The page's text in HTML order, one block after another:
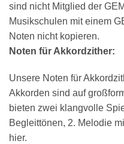
sind nicht Mitglied der
Musikschulen mit einem
Noten nicht kopieren.
Noten für Akkordzither:
Unsere Noten für
Akkorden sind auf
bieten zwei klangvolle
Begleittönen, 2. Melodie
hier.